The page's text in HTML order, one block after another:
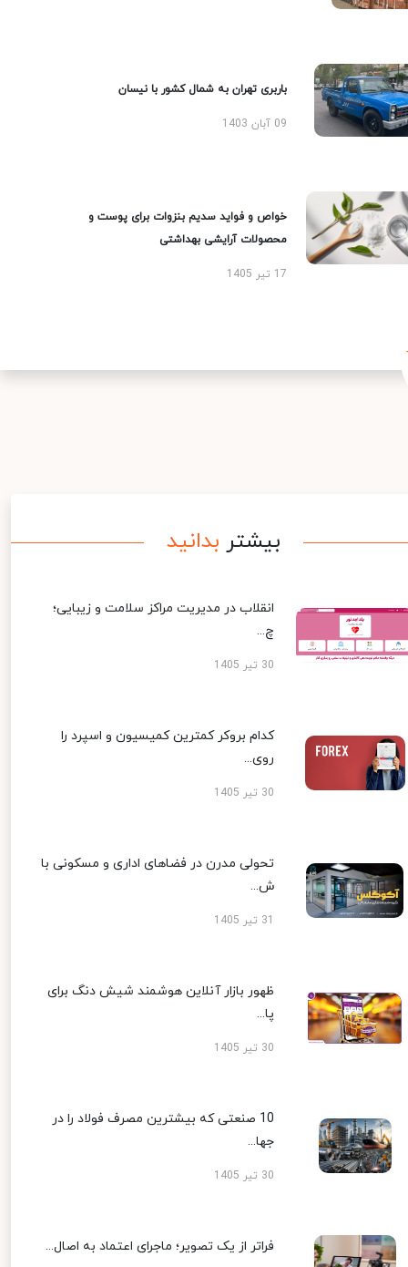
باربری تهران به شمال کشور با نیسان
09 آبان 1403
خواص و فواید سدیم بنزوات برای پوست و
محصولات آرایشی بهداشتی
17 تیر 1405
بیشتر بدانید
انقلاب در مدیریت مراکز سلامت و زیبایی؛
چ...
30 تیر 1405
کدام بروکر کمترین کمیسیون و اسپرد را
روی...
30 تیر 1405
تحولی مدرن در فضاهای اداری و مسکونی با
ش...
ظهور بازار آنلاین هوشمند شیش دنگ برای
پا...
30 تیر 1405
10 صنعتی که بیشترین مصرف فولاد را در
جها...
30 تیر 1405
فراتر از یک تصویر؛ ماجرای اعتماد به اصال...